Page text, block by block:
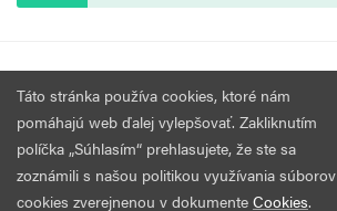
Všetky práva vyhradené.
Táto stránka používa cookies, ktoré nám
pomáhajú web ďalej vylepšovať. Zakliknutím
políčka „Súhlasím“ prehlasujete, že ste sa
zoznámili s našou politikou využívania súborov
cookies zverejnenou v dokumente Cookies.